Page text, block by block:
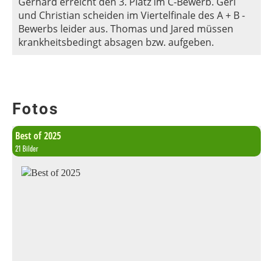
und Christian scheiden im Viertelfinale des A + B -
Bewerbs leider aus. Thomas und Jared müssen
krankheitsbedingt absagen bzw. aufgeben.
Fotos
Best of 2025
21 Bilder